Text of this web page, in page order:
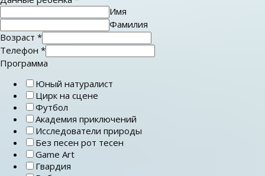
Имя
Фамилия
Возраст *
Телефон *
Программа
Юный натуралист
Цирк на сцене
Футбол
Академия приключений
Исследователи природы
Без песен рот тесен
Game Art
Гвардия